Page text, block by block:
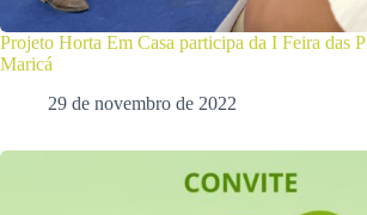
Projeto Horta Em Casa participa da I Feira das
Maricá
29 de novembro de 2022